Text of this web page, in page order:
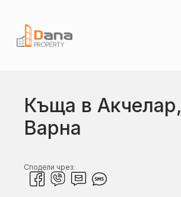
Къща в Акчелар,
Варна
Сподели чрез: